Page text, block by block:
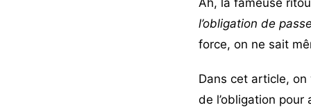
l’obligation de
force, on ne sait
Dans cet article, on
de l’obligation